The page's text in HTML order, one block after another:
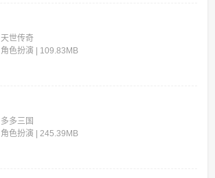
天世传奇
角色扮演 | 109.83MB
多多三国
角色扮演 | 245.39MB